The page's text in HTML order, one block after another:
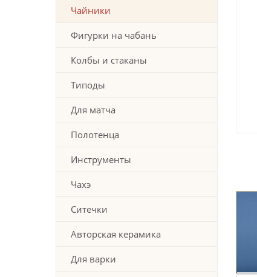
Чайники
Фигурки на чабань
Колбы и стаканы
Типоды
Для матча
Полотенца
Инструменты
Чахэ
Ситечки
Авторская керамика
Для варки